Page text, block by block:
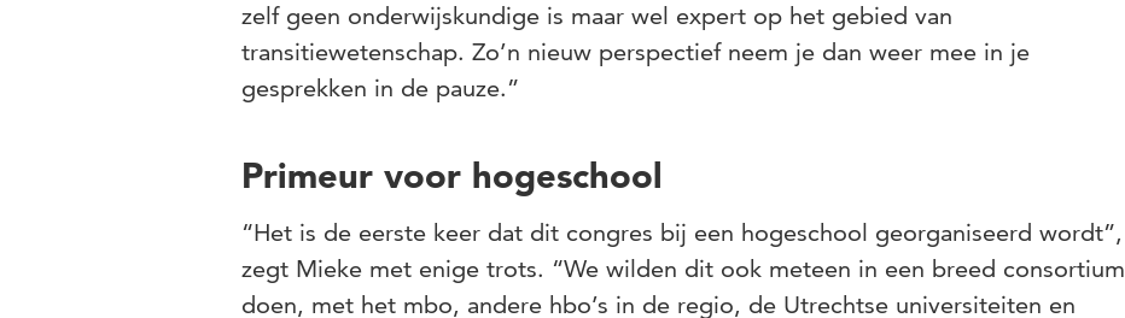
zelf geen onderwijskundige is maar wel expert op het gebied van
transitiewetenschap. Zo’n nieuw perspectief neem je dan weer mee in je
gesprekken in de pauze.”
Primeur voor hogeschool
“Het is de eerste keer dat dit congres bij een hogeschool georganiseerd wordt”,
zegt Mieke met enige trots. “We wilden dit ook meteen in een breed consortium
doen, met het mbo, andere hbo’s in de regio, de Utrechtse universiteiten en